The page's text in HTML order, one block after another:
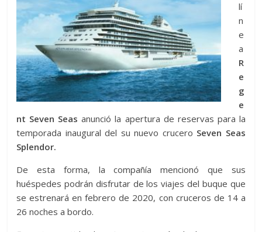
lí
n
e
a
R
e
g
e
nt Seven Seas anunció la apertura de reservas para la
temporada inaugural del su nuevo crucero Seven Seas
Splendor.
De esta forma, la compañía mencionó que sus
huéspedes podrán disfrutar de los viajes del buque que
se estrenará en febrero de 2020, con cruceros de 14 a
26 noches a bordo.